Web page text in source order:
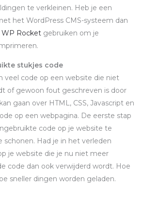
te verkleinen. Heb je een
het WordPress CMS-systeem dan
WP Rocketgebruiken om je
stukjes code
veel code op een website die niet
of gewoon fout geschreven is door
gaan over HTML, CSS, Javascript en
op een webpagina. De eerste stap
code op je website te
schonen. Had je in het verleden
je website die je nu niet meer
code dan ook verwijderd wordt. Hoe
sneller dingen worden geladen.